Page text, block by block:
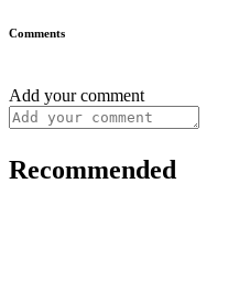
Comments
Add your comment
Recommended